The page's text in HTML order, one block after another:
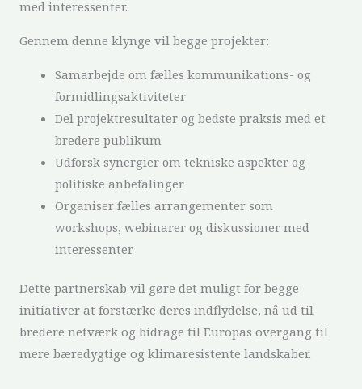
med interessenter.
Gennem denne klynge vil begge projekter:
Samarbejde om fælles kommunikations- og
formidlingsaktiviteter
Del projektresultater og bedste praksis med et
bredere publikum
Udforsk synergier om tekniske aspekter og
politiske anbefalinger
Organiser fælles arrangementer som
workshops, webinarer og diskussioner med
interessenter
Dette partnerskab vil gøre det muligt for begge
initiativer at forstærke deres indflydelse, nå ud til
bredere netværk og bidrage til Europas overgang til
mere bæredygtige og klimaresistente landskaber.